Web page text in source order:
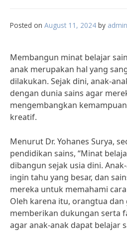
Posted on August 11, 2024 by
Membangun minat belajar
anak merupakan hal yang
dilakukan. Sejak dini, anak-
dengan dunia sains agar
mengembangkan
kreatif.
Menurut Dr. Yohanes Surya,
pendidikan sains, “Minat
dibangun sejak usia dini.
ingin tahu yang besar, dan
mereka untuk memahami
Oleh karena itu, orangtua
memberikan dukungan serta
agar anak-anak dapat belajar